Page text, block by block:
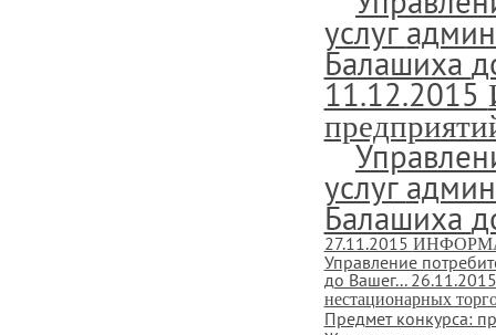
услуг
Балашиха
11.12.2015
услуг
Балашиха
27.11.2015
Управление
до Вашег...
нестационарных
Предмет конкурса: